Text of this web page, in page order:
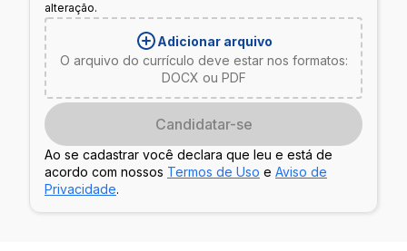
alteração.
Adicionar arquivo
O arquivo do currículo deve estar nos formatos:
DOCX ou PDF
Candidatar-se
Ao se cadastrar você declara que leu e está de
acordo com nossos Termos de Uso e Aviso de
Privacidade.